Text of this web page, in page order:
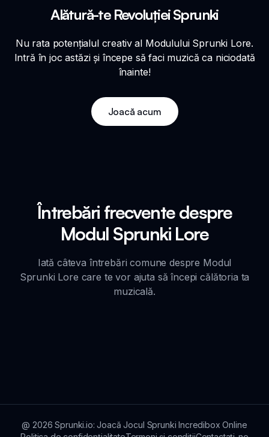
Alătură-te Revoluției Sprunki
Nu rata potențialul creativ al Modulului Sprunki Lore.
Intră în joc astăzi și începe să faci muzică ca niciodată
înainte!
Joacă acum
Întrebări frecvente despre
Modul Sprunki Lore
Iată câteva întrebări comune despre Modul
Sprunki Lore care te vor ajuta să începi călătoria ta
muzicală.
@ 2026 Sprunki.io: Joacă Jocul Sprunki Incredibox Online